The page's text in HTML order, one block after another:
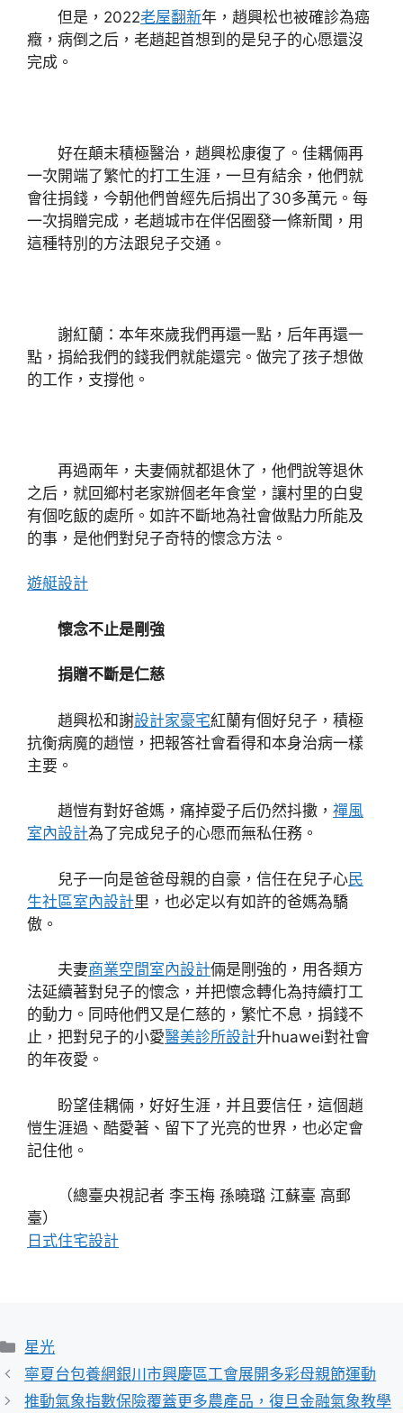
但是，2022老屋翻新年，趙興松也被確診為癌
癥，病倒之后，老趙起首想到的是兒子的心愿還沒
完成。
好在顛末積極醫治，趙興松康復了。佳耦倆再
一次開端了繁忙的打工生涯，一旦有結余，他們就
會往捐錢，今朝他們曾經先后捐出了30多萬元。每
一次捐贈完成，老趙城市在伴侶圈發一條新聞，用
這種特別的方法跟兒子交通。
謝紅蘭：本年來歲我們再還一點，后年再還一
點，捐給我們的錢我們就能還完。做完了孩子想做
的工作，支撐他。
再過兩年，夫妻倆就都退休了，他們說等退休
之后，就回鄉村老家辦個老年食堂，讓村里的白叟
有個吃飯的處所。如許不斷地為社會做點力所能及
的事，是他們對兒子奇特的懷念方法。
遊艇設計
懷念不止是剛強
捐贈不斷是仁慈
趙興松和謝設計家豪宅紅蘭有個好兒子，積極
抗衡病魔的趙愷，把報答社會看得和本身治病一樣
主要。
趙愷有對好爸媽，痛掉愛子后仍然抖擻， 禪風
室內設計為了完成兒子的心愿而無私任務。
兒子一向是爸爸母親的自豪，信任在兒子心民
生社區室內設計里，也必定以有如許的爸媽為驕
傲。
夫妻商業空間室內設計倆是剛強的，用各類方
法延續著對兒子的懷念，并把懷念轉化為持續打工
的動力。同時他們又是仁慈的，繁忙不息，捐錢不
止，把對兒子的小愛醫美診所設計升huawei對社會
的年夜愛。
盼望佳耦倆，好好生涯，并且要信任，這個趙
愷生涯過、酷愛著、留下了光亮的世界，也必定會
記住他。
（總臺央視記者 李玉梅 孫曉璐 江蘇臺 高郵
臺）
日式住宅設計
分
類
星光
寧夏台包養網銀川市興慶區工會展開多彩母親節運動
推動氣象指數保險覆蓋更多農產品，復旦金融氣象教學